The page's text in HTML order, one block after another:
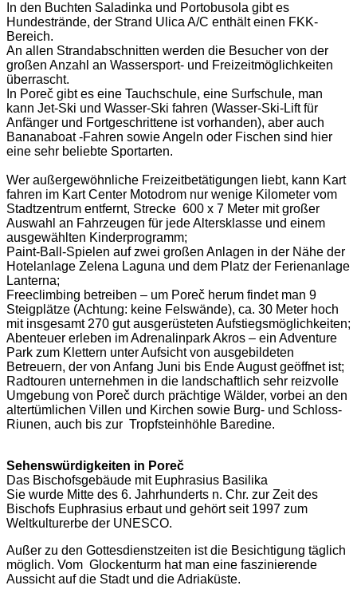
In den Buchten Saladinka und Portobusola gibt es
Hundestrände, der Strand Ulica A/C enthält einen FKK-
Bereich.
An allen Strandabschnitten werden die Besucher von der
großen Anzahl an Wassersport- und Freizeitmöglichkeiten
überrascht.
In Poreč gibt es eine Tauchschule, eine Surfschule, man
kann Jet-Ski und Wasser-Ski fahren (Wasser-Ski-Lift für
Anfänger und Fortgeschrittene ist vorhanden), aber auch
Bananaboat -Fahren sowie Angeln oder Fischen sind hier
eine sehr beliebte Sportarten.
Wer außergewöhnliche Freizeitbetätigungen liebt, kann Kart
fahren im Kart Center Motodrom nur wenige Kilometer vom
Stadtzentrum entfernt, Strecke 600 x 7 Meter mit großer
Auswahl an Fahrzeugen für jede Altersklasse und einem
ausgewählten Kinderprogramm;
Paint-Ball-Spielen auf zwei großen Anlagen in der Nähe der
Hotelanlage Zelena Laguna und dem Platz der Ferienanlage
Lanterna;
Freeclimbing betreiben – um Poreč herum findet man 9
Steigplätze (Achtung: keine Felswände), ca. 30 Meter hoch
mit insgesamt 270 gut ausgerüsteten Aufstiegsmöglichkeiten;
Abenteuer erleben im Adrenalinpark Akros – ein Adventure
Park zum Klettern unter Aufsicht von ausgebildeten
Betreuern, der von Anfang Juni bis Ende August geöffnet ist;
Radtouren unternehmen in die landschaftlich sehr reizvolle
Umgebung von Poreč durch prächtige Wälder, vorbei an den
altertümlichen Villen und Kirchen sowie Burg- und Schloss-
Riunen, auch bis zur Tropfsteinhöhle Baredine.
Sehenswürdigkeiten in Poreč
Das Bischofsgebäude mit Euphrasius Basilika
Sie wurde Mitte des 6. Jahrhunderts n. Chr. zur Zeit des
Bischofs Euphrasius erbaut und gehört seit 1997 zum
Weltkulturerbe der UNESCO.
Außer zu den Gottesdienstzeiten ist die Besichtigung täglich
möglich. Vom Glockenturm hat man eine faszinierende
Aussicht auf die Stadt und die Adriaküste.